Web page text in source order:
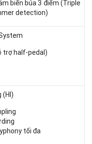
biến búa 3 điểm (Triple
detection)
trợ half-pedal)
(HI)
tối đa